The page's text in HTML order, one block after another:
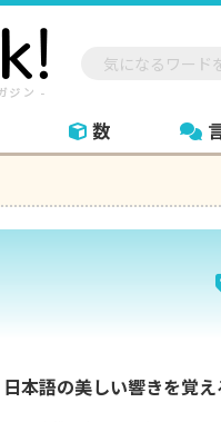
数
日本語の美しい響きを覚